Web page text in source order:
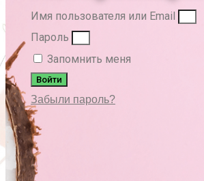
Имя пользователя или Email
Пароль
Запомнить меня
Войти
Забыли пароль?